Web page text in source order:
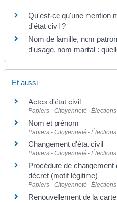
Qu'est-ce qu'une mention
d'état civil ?
Nom de famille, nom
d'usage, nom marital :
Et aussi
Actes d'état civil
Papiers - Citoyenneté - Élections
Nom et prénom
Papiers - Citoyenneté - Élections
Changement d'état civil
Papiers - Citoyenneté - Élections
Procédure de changement
décret (motif légitime)
Papiers - Citoyenneté - Élections
Renouvellement de la